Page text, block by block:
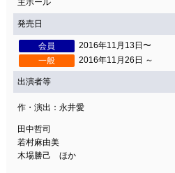
主ホール
発売日
会員
2016年11月13日〜
一般
2016年11月26日 ～
出演者等
作・演出：永井愛
田中哲司
若村麻由美
木場勝己 ほか